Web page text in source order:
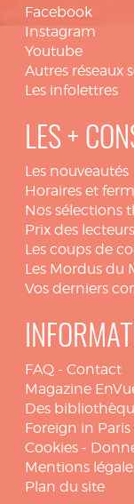
Facebook
Instagram
Youtube
Autres réseaux
Les infolettres
LES +
Les nouveautés
Horaires et
Nos sélections
Prix des
Les coups de
Les Mordus du
Vos derniers
FAQ - Contact
Magazine
Des
Foreign in Paris
Cookies -
Mentions
Plan du site